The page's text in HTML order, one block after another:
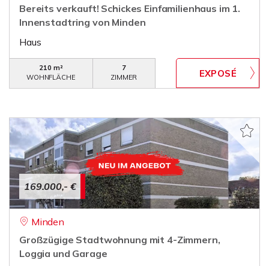
Bereits verkauft! Schickes Einfamilienhaus im 1.
Innenstadtring von Minden
Haus
210 m²
WOHNFLÄCHE
7
ZIMMER
169.000,- €
Minden
Großzügige Stadtwohnung mit 4-Zimmern,
Loggia und Garage